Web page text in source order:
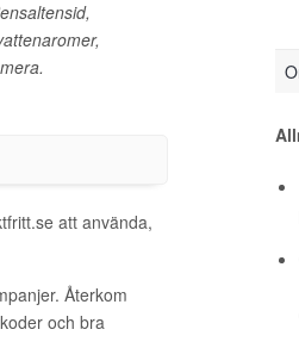
att använda,
Återkom
och bra